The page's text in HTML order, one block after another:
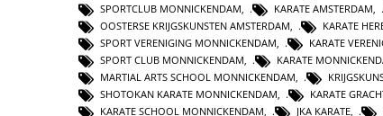
SPORTCLUB MONNICKENDAM
KARATE AMSTERDAM
OOSTERSE KRIJGSKUNSTEN AMSTERDAM
KARATE
SPORT VERENIGING MONNICKENDAM
KARATE
SPORT CLUB MONNICKENDAM, KARATE
MARTIAL ARTS SCHOOL MONNICKENDAM,
SHOTOKAN KARATE MONNICKENDAM, KARATE
KARATE SCHOOL MONNICKENDAM, JKA KARATE,